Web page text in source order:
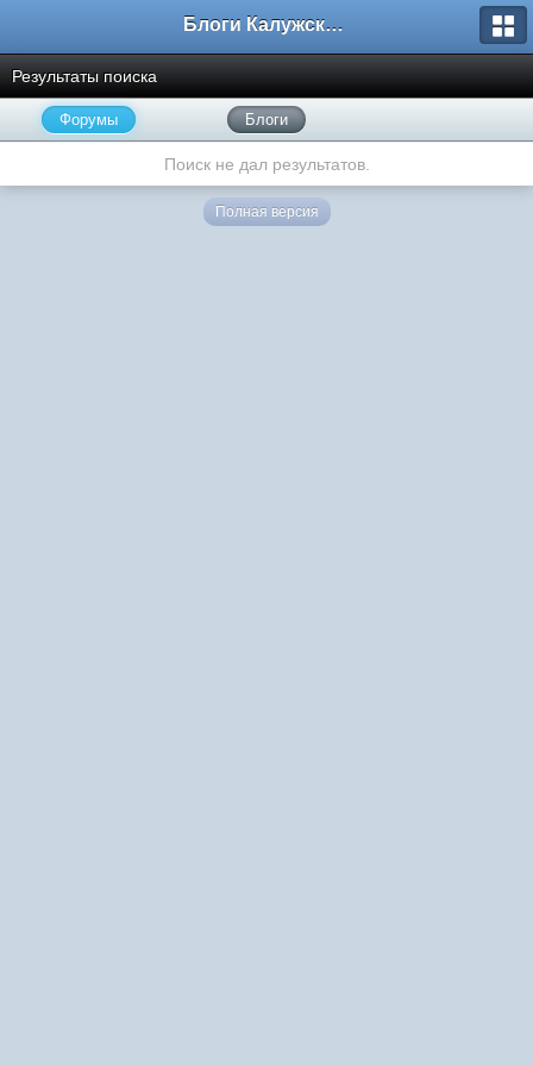
Блоги Калужского перекрестка
Результаты поиска
Форумы Блоги
Поиск не дал результатов.
Полная версия